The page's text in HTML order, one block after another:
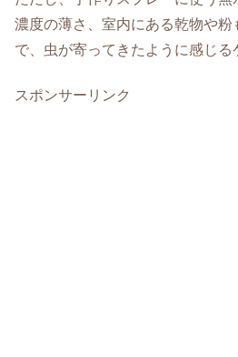
濃度の薄さ、室内にある乾物や粉
で、虫が寄ってきたように感じる
スポンサーリンク